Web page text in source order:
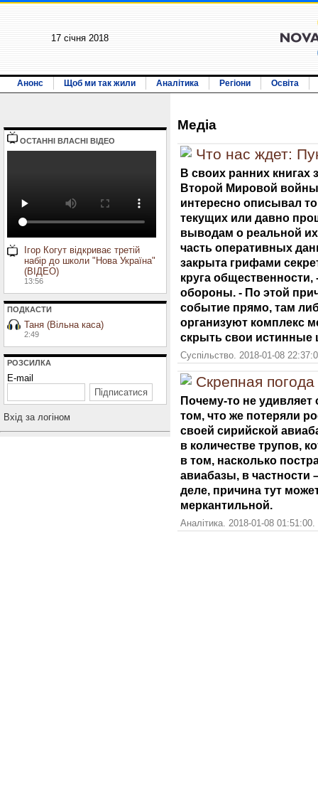
17 січня 2018
Анонс Щоб ми так жили Аналітика Регіони Освіта
ОСТАННI ВЛАСНI ВIДЕО
Ігор Когут відкриває третій
набір до школи "Нова Україна"
(ВІДЕО)
13:56
ПОДКАСТИ
Таня (Вільна каса)
2:49
РОЗСИЛКА
E-mail
Вхiд за логiном
Медiа
Что нас ждет:
В своих ранних книгах
Второй Мировой
интересно описывал
текущих или давно
выводам о реальной
часть оперативных
закрыта грифами
круга
обороны. - По этой
событие прямо, там
организуют комплекс
скрыть свои истинные
Суспільство. 2018-01-08
Скрепная
Почему-то не удивляет
том, что же потеряли
своей сирийской
в количестве трупов,
в том, насколько
авиабазы, в частности
деле, причина тут
меркантильной.
Аналітика. 2018-01-08